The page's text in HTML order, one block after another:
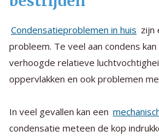
Condensatieproblemen in huis zijn
probleem. Te veel aan condens
verhoogde relatieve
oppervlakken en ook problemen
In veel gevallen kan een
condensatie meteen de kop